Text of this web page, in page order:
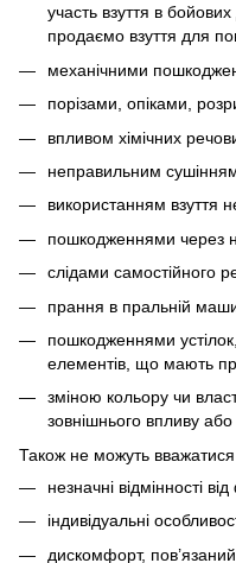
участь взуття в
продаємо взуття для
механічними
порізами, опіками,
впливом хімічних
неправильним
використанням взуття
пошкодженнями через
слідами самостійного
прання в пральній
пошкодженнями
елементів, що мають
зміною кольору чи
зовнішнього впливу або
Також не можуть
незначні відмінності
індивідуальні
дискомфорт,